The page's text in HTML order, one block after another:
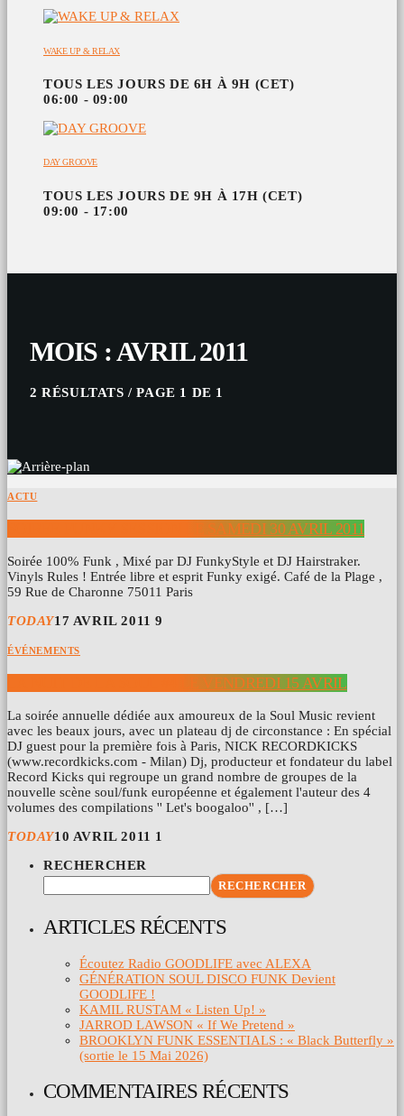
WAKE UP & RELAX
TOUS LES JOURS DE 6H À 9H (CET)
06:00 - 09:00
DAY GROOVE
TOUS LES JOURS DE 9H À 17H (CET)
09:00 - 17:00
MOIS : AVRIL 2011
2 RÉSULTATS / PAGE 1 DE 1
ACTU
SOIRÉE FUNKY SESSION LE SAMEDI 30 AVRIL 2011
Soirée 100% Funk , Mixé par DJ FunkyStyle et DJ Hairstraker.
Vinyls Rules ! Entrée libre et esprit Funky exigé. Café de la Plage ,
59 Rue de Charonne 75011 Paris
TODAY17 AVRIL 2011 9
ÉVÉNEMENTS
LA NUIT DE LA SOUL #4 LE VENDREDI 15 AVRIL
La soirée annuelle dédiée aux amoureux de la Soul Music revient
avec les beaux jours, avec un plateau dj de circonstance : En spécial
DJ guest pour la première fois à Paris, NICK RECORDKICKS
(www.recordkicks.com - Milan) Dj, producteur et fondateur du label
Record Kicks qui regroupe un grand nombre de groupes de la
nouvelle scène soul/funk européenne et également l'auteur des 4
volumes des compilations '' Let's boogaloo'' , […]
TODAY10 AVRIL 2011 1
RECHERCHER
RECHERCHER
ARTICLES RÉCENTS
Écoutez Radio GOODLIFE avec ALEXA
GÉNÉRATION SOUL DISCO FUNK Devient
GOODLIFE !
KAMIL RUSTAM « Listen Up! »
JARROD LAWSON « If We Pretend »
BROOKLYN FUNK ESSENTIALS : « Black Butterfly »
(sortie le 15 Mai 2026)
COMMENTAIRES RÉCENTS